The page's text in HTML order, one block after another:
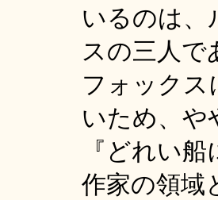
いるのは、
スの三人
フォックス
いため、や
『どれい
作家の領域